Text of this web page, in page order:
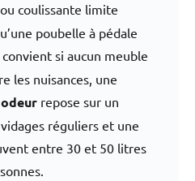
ou coulissante limite
poubelle à pédale
convient si aucun meuble
les nuisances, une
repose sur un
réguliers et une
entre 30 et 50 litres